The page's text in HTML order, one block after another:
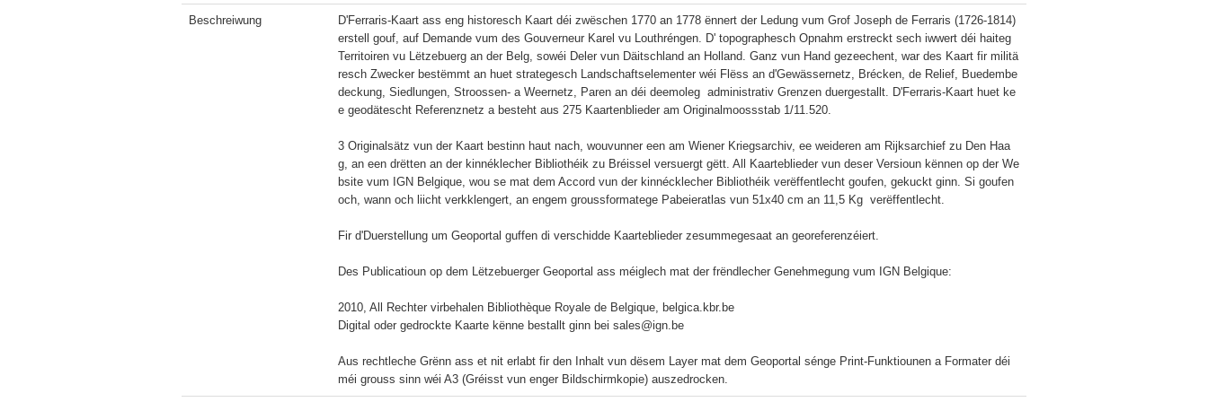
Beschreiwung
D'Ferraris-Kaart ass eng historesch Kaart déi zwëschen 1770 an 1778 ënnert der Ledung vum Grof Joseph de Ferraris (1726-1814)
erstell gouf, auf Demande vum des Gouverneur Karel vu Louthréngen. D' topographesch Opnahm erstreckt sech iwwert déi haiteg
Territoiren vu Lëtzebuerg an der Belg, sowéi Deler vun Däitschland an Holland. Ganz vun Hand gezeechent, war des Kaart fir militä
resch Zwecker bestëmmt an huet strategesch Landschaftselementer wéi Flëss an d'Gewässernetz, Brécken, de Relief, Buedembe
deckung, Siedlungen, Stroossen- a Weernetz, Paren an déi deemoleg  administrativ Grenzen duergestallt. D'Ferraris-Kaart huet ke
e geodätescht Referenznetz a besteht aus 275 Kaartenblieder am Originalmoossstab 1/11.520.
3 Originalsätz vun der Kaart bestinn haut nach, wouvunner een am Wiener Kriegsarchiv, ee weideren am Rijksarchief zu Den Haa
g, an een drëtten an der kinnéklecher Bibliothéik zu Bréissel versuergt gëtt. All Kaarteblieder vun deser Versioun kënnen op der We
bsite vum IGN Belgique, wou se mat dem Accord vun der kinnécklecher Bibliothéik verëffentlecht goufen, gekuckt ginn. Si goufen
och, wann och liicht verkklengert, an engem groussformatege Pabeieratlas vun 51x40 cm an 11,5 Kg  verëffentlecht.
Fir d'Duerstellung um Geoportal guffen di verschidde Kaarteblieder zesummegesaat an georeferenzéiert.
Des Publicatioun op dem Lëtzebuerger Geoportal ass méiglech mat der frëndlecher Genehmegung vum IGN Belgique:
2010, All Rechter virbehalen Bibliothèque Royale de Belgique, belgica.kbr.be
Digital oder gedrockte Kaarte kënne bestallt ginn bei sales@ign.be
Aus rechtleche Grënn ass et nit erlabt fir den Inhalt vun dësem Layer mat dem Geoportal sénge Print-Funktiounen a Formater déi
méi grouss sinn wéi A3 (Gréisst vun enger Bildschirmkopie) auszedrocken.